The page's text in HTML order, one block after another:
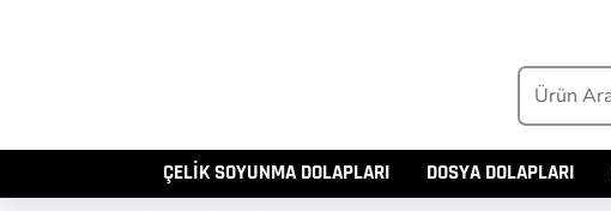
Ürün
ÇELİK SOYUNMA DOLAPLARI DOSYA DOLAPLARI